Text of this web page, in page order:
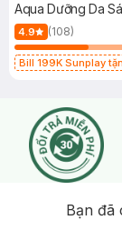
Aqua Dưỡng Da
4.9 (108)
Bill 199K Sunplay
Bạn đã